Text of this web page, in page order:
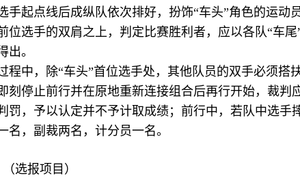
手起点线后成纵队依次排好，扮饰“车头”角色的运
位选手的双肩之上，判定比赛胜利者，应以各队“车
出。
程中，除“车头”首位选手处，其他队员的双手必须
刻停止前行并在原地重新连接组合后再行开始，裁
罚，予以认定并不予计取成绩；前行中，若队中选手
名，副裁两名，计分员一名。
选报项目）